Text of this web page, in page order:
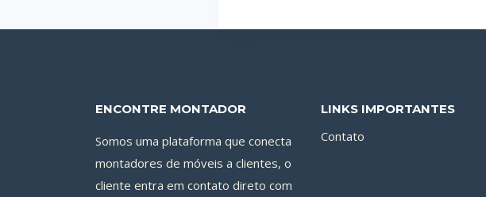
ENCONTRE MONTADOR
Somos uma plataforma que conecta
montadores de móveis a clientes, o
cliente entra em contato direto com
LINKS IMPORTANTES
Contato